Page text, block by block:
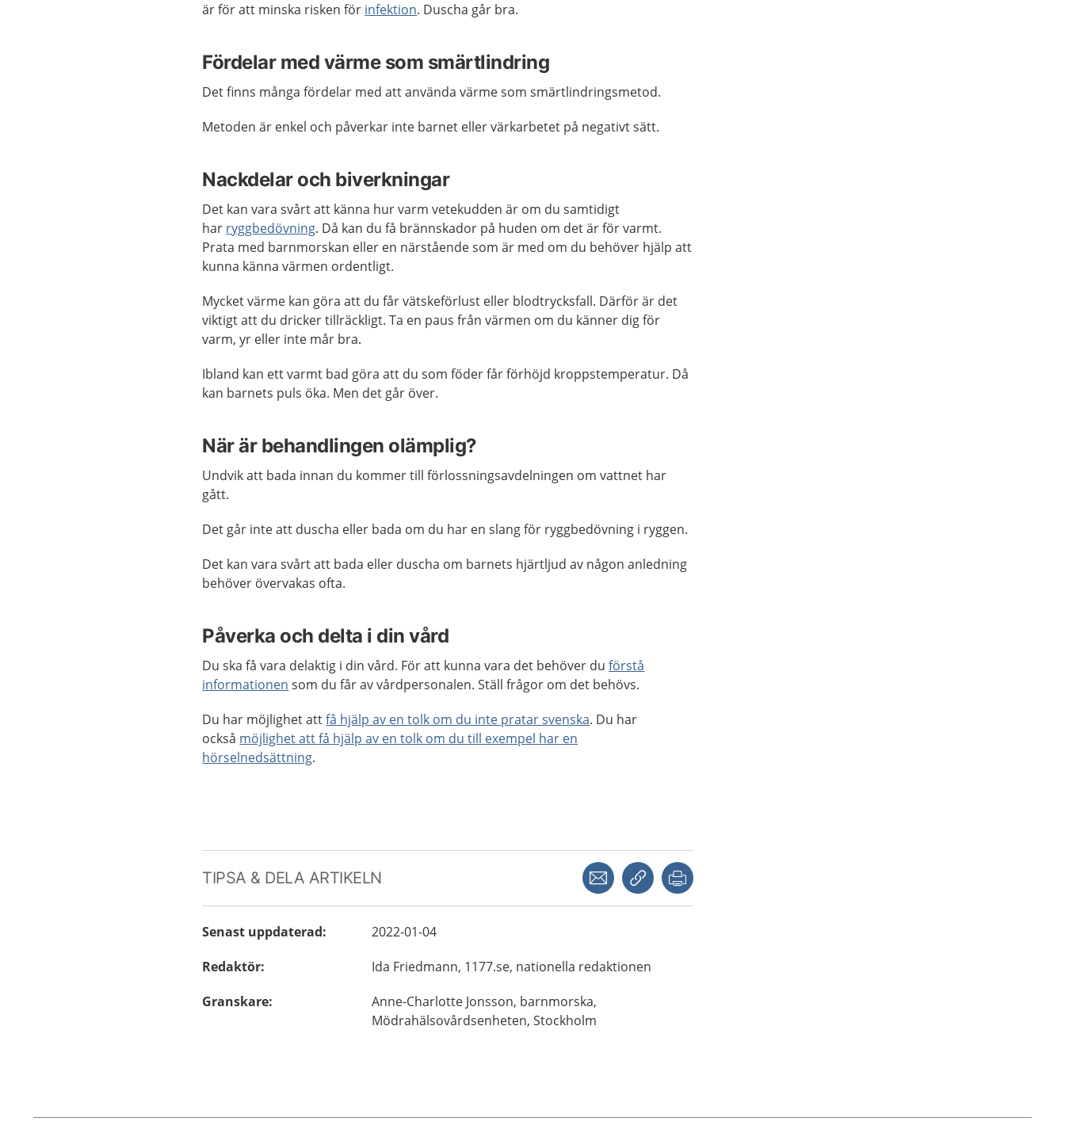
är för att minska risken för infektion. Duscha går bra.
Fördelar med värme som smärtlindring
Det finns många fördelar med att använda värme som smärtlindringsmetod.
Metoden är enkel och påverkar inte barnet eller värkarbetet på negativt sätt.
Nackdelar och biverkningar
Det kan vara svårt att känna hur varm vetekudden är om du samtidigt
har ryggbedövning. Då kan du få brännskador på huden om det är för varmt.
Prata med barnmorskan eller en närstående som är med om du behöver hjälp att
kunna känna värmen ordentligt.
Mycket värme kan göra att du får vätskeförlust eller blodtrycksfall. Därför är det
viktigt att du dricker tillräckligt. Ta en paus från värmen om du känner dig för
varm, yr eller inte mår bra.
Ibland kan ett varmt bad göra att du som föder får förhöjd kroppstemperatur. Då
kan barnets puls öka. Men det går över.
När är behandlingen olämplig?
Undvik att bada innan du kommer till förlossningsavdelningen om vattnet har
gått.
Det går inte att duscha eller bada om du har en slang för ryggbedövning i ryggen.
Det kan vara svårt att bada eller duscha om barnets hjärtljud av någon anledning
behöver övervakas ofta.
Påverka och delta i din vård
Du ska få vara delaktig i din vård. För att kunna vara det behöver duförstå
informationen som du får av vårdpersonalen. Ställ frågor om det behövs.
Du har möjlighet attfå hjälp av en tolk om du inte pratar svenska. Du har
också möjlighet att få hjälp av en tolk om du till exempel har en
hörselnedsättning.
TIPSA & DELA ARTIKELN Dela via mejlKopiera länk
Senast uppdaterad:
2022-01-04
Redaktör: Ida Friedmann, 1177.se, nationella redaktionen
Granskare: Anne-Charlotte Jonsson, barnmorska,
Mödrahälsovårdsenheten, Stockholm